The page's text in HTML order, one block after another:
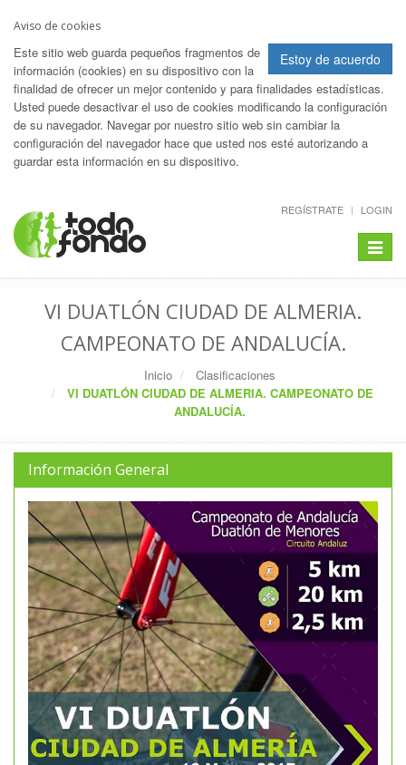
Aviso de cookies
Estoy de acuerdo
Este sitio web guarda pequeños fragmentos de
información (cookies) en su dispositivo con la
finalidad de ofrecer un mejor contenido y para finalidades estadísticas.
Usted puede desactivar el uso de cookies modificando la configuración
de su navegador. Navegar por nuestro sitio web sin cambiar la
configuración del navegador hace que usted nos esté autorizando a
guardar esta información en su dispositivo.
REGÍSTRATE LOGIN
Toggle
VI DUATLÓN CIUDAD DE ALMERIA.
CAMPEONATO DE ANDALUCÍA.
Inicio
Clasificaciones
VI DUATLÓN CIUDAD DE ALMERIA. CAMPEONATO DE
ANDALUCÍA.
Información General